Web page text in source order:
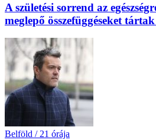
A születési sorrend az
meglepő összefüggéseket
Belföld / 21 órája